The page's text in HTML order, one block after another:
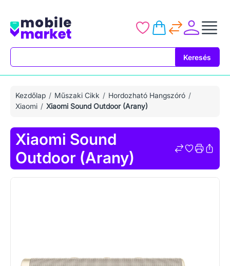
Keresés
Kezdőlap Műszaki Cikk
Hordozható Hangszóró
Xiaomi
Xiaomi Sound Outdoor (Arany)
Xiaomi Sound
Outdoor (Arany)